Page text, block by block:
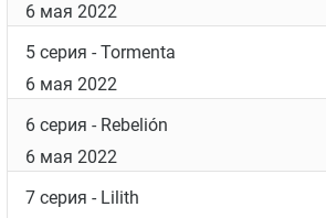
6 мая 2022
5 серия - Tormenta
6 мая 2022
6 серия - Rebelión
6 мая 2022
7 серия - Lilith